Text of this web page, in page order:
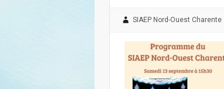
SIAEP Nord-Ouest Charente